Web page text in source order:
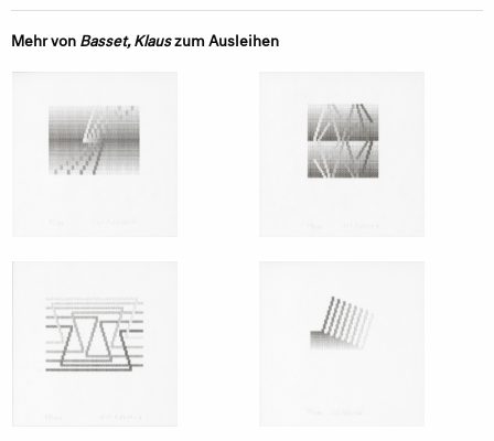
Mehr vonBasset, Klauszum Ausleihen